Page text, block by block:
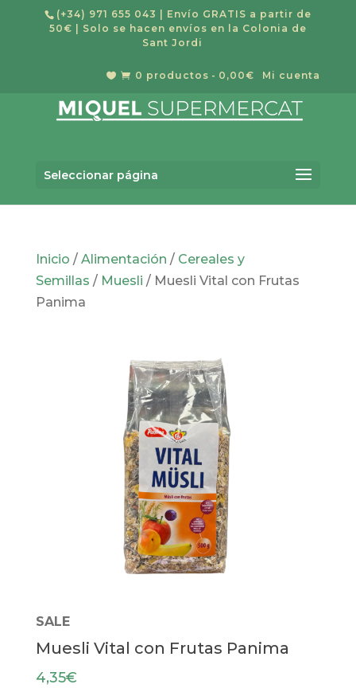
(+34) 971 655 043
| Envío GRATIS a partir de
50€ | Solo se hacen envíos en la Colonia de
Sant Jordi
Mi cuenta
  0 productos 0,00€
Seleccionar página
Inicio / Alimentación / Cereales y
Semillas / Muesli / Muesli Vital con Frutas
Panima
SALE
Muesli Vital con Frutas Panima
4,35€